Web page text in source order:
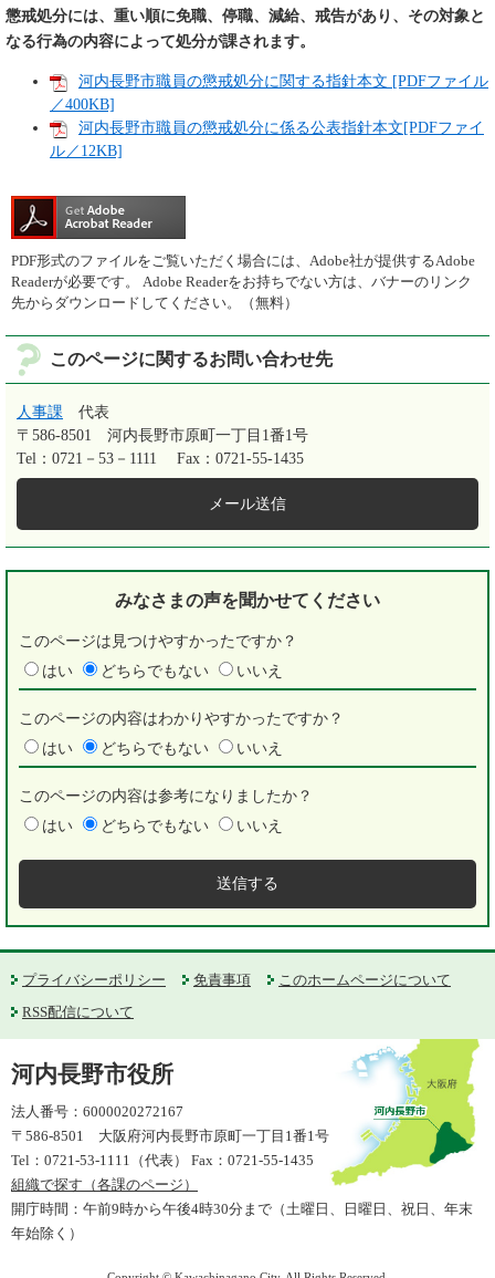
懲戒処分には、重い順に免職、停職、減給、戒告があり、その対象と
なる行為の内容によって処分が課されます。
河内長野市職員の懲戒処分に関する指針本文 [PDFファイル
／400KB]
河内長野市職員の懲戒処分に係る公表指針本文[PDFファイ
ル／12KB]
PDF形式のファイルをご覧いただく場合には、Adobe社が提供するAdobe
Readerが必要です。
Adobe Readerをお持ちでない方は、バナーのリンク
先からダウンロードしてください。（無料）
このページに関するお問い合わせ先
人事課
代表
〒586-8501
河内長野市原町一丁目1番1号
Tel：0721－53－1111
Fax：0721-55-1435
メール送信
みなさまの声を聞かせてください
このページは見つけやすかったですか？
はい
どちらでもない いいえ
このページの内容はわかりやすかったですか？
はい
どちらでもない いいえ
このページの内容は参考になりましたか？
はい
どちらでもない いいえ
プライバシーポリシー 免責事項
このホームページについて
RSS配信について
河内長野市役所
法人番号：6000020272167
〒586-8501 大阪府河内長野市原町一丁目1番1号
Tel：0721-53-1111（代表） Fax：0721-55-1435
組織で探す（各課のページ）
開庁時間：午前9時から午後4時30分まで（土曜日、日曜日、祝日、年末
年始除く）